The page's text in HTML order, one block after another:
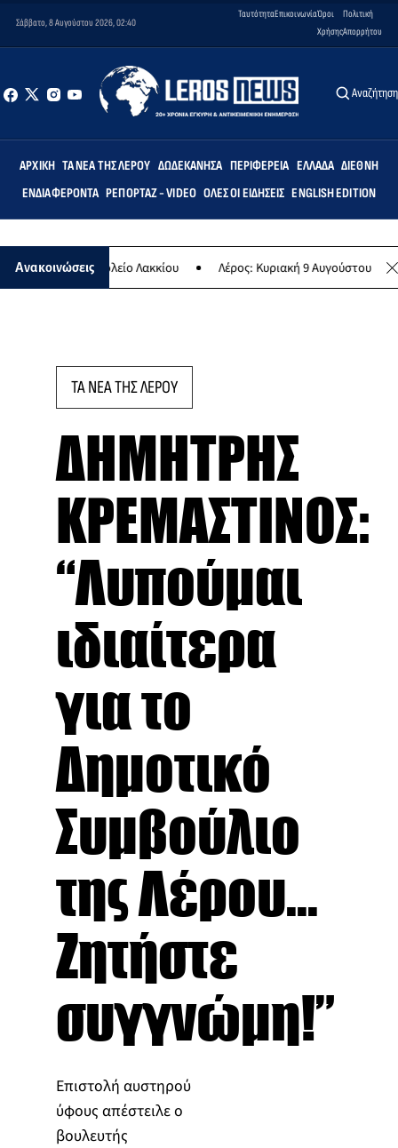
Σάββατο, 8 Αυγούστου 2026, 02:40
ΤαυτότηταΕπικοινωνίαΌροι
Χρήσης
Πολιτική
Απορρήτου
Αναζήτηση
ΑΡΧΙΚΉ ΤΑ ΝΈΑ ΤΗΣ ΛΈΡΟΥ ΔΩΔΕΚΆΝΗΣΑ ΠΕΡΙΦΈΡΕΙΑ ΕΛΛΆΔΑ ΔΙΕΘΝΉ
ΕΝΔΙΑΦΈΡΟΝΤΑ ΡΕΠΟΡΤΆΖ - VIDEO ΌΛΕΣ ΟΙ ΕΙΔΉΣΕΙΣ ENGLISH EDITION
Ανακοινώσεις
Σχολείο Λακκίου Λέρος: Κυριακή 9 Αυγούστου το
ΤΑ ΝΕΑ ΤΗΣ ΛΕΡΟΥ
ΔΗΜΗΤΡΗΣ
ΚΡΕΜΑΣΤΙΝΟΣ:
“Λυπούμαι
ιδιαίτερα
για το
Δημοτικό
Συμβούλιο
της Λέρου...
Ζητήστε
συγγνώμη!”
Επιστολή αυστηρού
ύφους απέστειλε ο
βουλευτής